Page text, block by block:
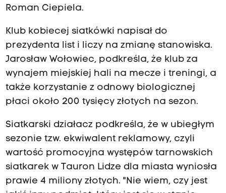
Roman Ciepiela.
Klub kobiecej siatkówki napisał do
prezydenta list i liczy na zmianę stanowiska.
Jarosław Wołowiec, podkreśla, że klub za
wynajem miejskiej hali na mecze i treningi, a
także korzystanie z odnowy biologicznej
płaci około 200 tysięcy złotych na sezon.
Siatkarski działacz podkreśla, że w ubiegłym
sezonie tzw. ekwiwalent reklamowy, czyli
wartość promocyjna występów tarnowskich
siatkarek w Tauron Lidze dla miasta wyniosła
prawie 4 miliony złotych. "Nie wiem, czy jest